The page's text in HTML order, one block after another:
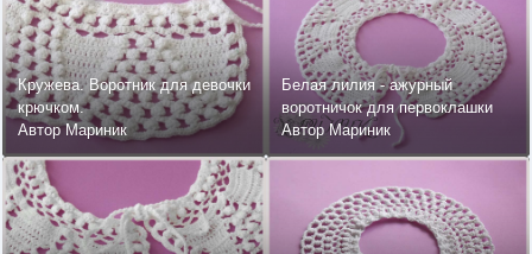
Кружева. Воротник для девочки
крючком.
Автор Мариник
Белая лилия - ажурный
воротничок для первоклашки
Автор Мариник